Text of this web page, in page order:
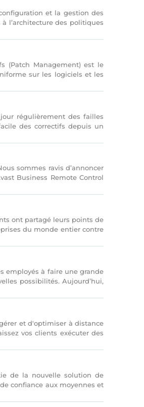
et la gestion des
l’architecture des politiques
(Patch Management) est le
sur les logiciels et les
régulièrement des failles
des correctifs depuis un
sommes ravis d’annoncer
Business Remote Control
ont partagé leurs points de
du monde entier contre
employés à faire une grande
possibilités. Aujourd’hui,
et d'optimiser à distance
vos clients exécuter des
de la nouvelle solution de
confiance aux moyennes et